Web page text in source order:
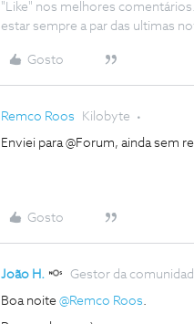
"Like" nos melhores
estar sempre a par das ultimas
Gosto
Remco Roos Kilobyte
Enviei para @Forum, ainda sem
Gosto
João H. Gestor da
Boa noite @Remco Roos.